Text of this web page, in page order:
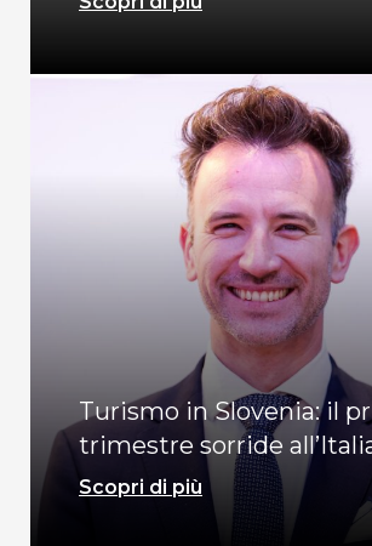
Turismo in Slovenia: il
trimestre sorride
Scopri di più